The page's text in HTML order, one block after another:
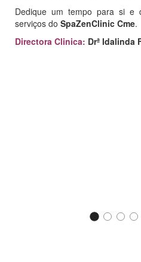
Dedique um tempo para si e
serviços do SpaZenClinic Cme.
Directora Clinica: Drª Idalinda
1 2